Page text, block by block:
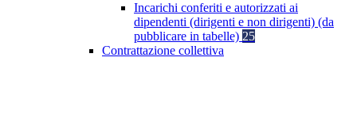
Incarichi conferiti e autorizzati ai
dipendenti (dirigenti e non dirigenti) (da
pubblicare in tabelle) 25
Contrattazione collettiva